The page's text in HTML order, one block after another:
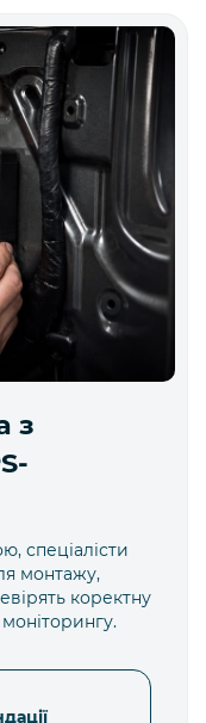
з
спеціалісти
монтажу,
коректну